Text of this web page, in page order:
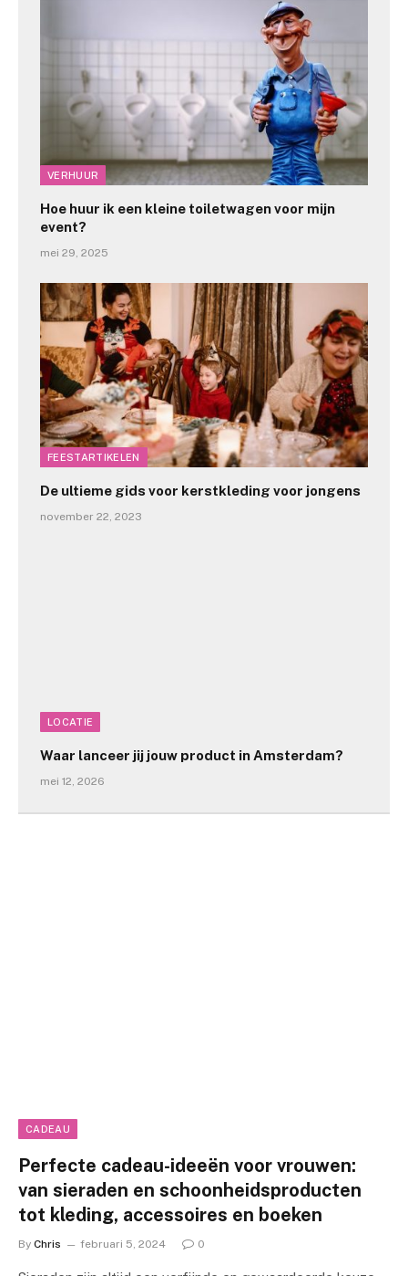
VERHUUR
Hoe huur ik een kleine toiletwagen voor mijn
event?
mei 29, 2025
FEESTARTIKELEN
De ultieme gids voor kerstkleding voor jongens
november 22, 2023
LOCATIE
Waar lanceer jij jouw product in Amsterdam?
mei 12, 2026
CADEAU
Perfecte cadeau-ideeën voor vrouwen:
van sieraden en schoonheidsproducten
tot kleding, accessoires en boeken
By Chris februari 5, 2024 0